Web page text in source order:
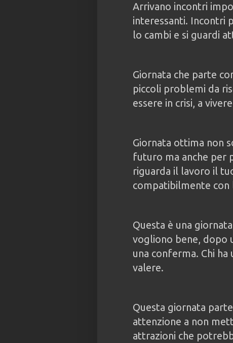
Arrivano incontri
interessanti. Incontri
lo cambi e si guardi
Giornata che parte
piccoli problemi da
essere in crisi, a
Giornata ottima non
futuro ma anche per
riguarda il lavoro il
compatibilmente con
Questa è una
vogliono bene, dopo
una conferma. Chi
valere.
Questa giornata
attenzione a non
attrazioni che